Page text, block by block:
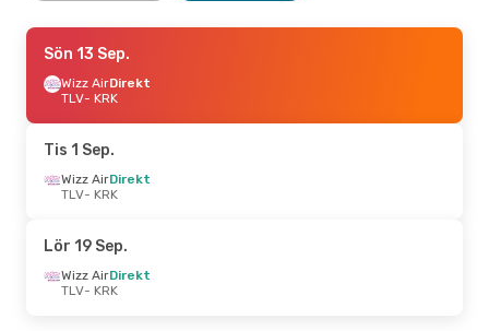
Lör 3 Okt.- Lör 10 Okt.
Lot Polish Airlines
1 Mellanlandning
Wizz AirDirekt
KRK- TLV
Fre 28 Aug.
TLV- KRK
Wizz AirDirekt
KRK- TLV
Sön 13 Sep.
Wizz AirDirekt
TLV- KRK
Tis 1 Sep.
Wizz AirDirekt
TLV- KRK
Lör 19 Sep.
Wizz AirDirekt
TLV- KRK